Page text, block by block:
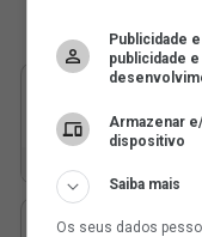
Publicidade
publicidade
Armazenar
dispositivo
Saiba mais
Os seus dados